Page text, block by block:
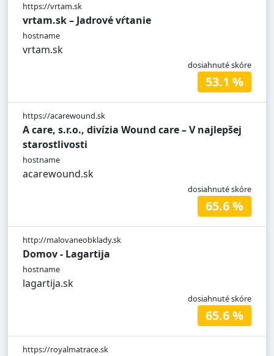
https://vrtam.sk
vrtam.sk – Jadrové vŕtanie
hostname
vrtam.sk
dosiahnuté skóre
53.1 %
https://acarewound.sk
A care, s.r.o., divízia Wound care – V najlepšej
starostlivosti
hostname
acarewound.sk
dosiahnuté skóre
65.6 %
http://malovaneobklady.sk
Domov - Lagartija
hostname
lagartija.sk
dosiahnuté skóre
65.6 %
https://royalmatrace.sk